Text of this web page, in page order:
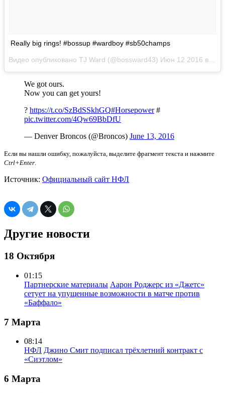
Really big rings! #bossup #wardboy #sb50champs
Видео опубликовано TJ Ward (@bossward43) Июн 12 2016 в 7:11 PDT
We got ours.
Now you can get yours!
? https://t.co/SzBdSSkhGQ#Horsepower#
pic.twitter.com/4Qw69BbDfU
— Denver Broncos (@Broncos) June 13, 2016
Если вы нашли ошибку, пожалуйста, выделите фрагмент текста и нажмите
Ctrl+Enter.
Источник: Официальный сайт НФЛ
Другие новости
18 Октября
01:15
Партнерские материалы Аарон Роджерс из «Джетс»
сетует на упущенные возможности в матче против
«Баффало»
7 Марта
08:14
НФЛ Джино Смит подписал трёхлетний контракт с
«Сиэтлом»
6 Марта